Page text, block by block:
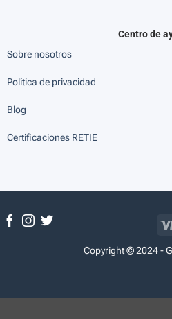
Centro de
Sobre nosotros
Política de privacidad
Blog
Certificaciones RETIE
Copyright © 2024 -